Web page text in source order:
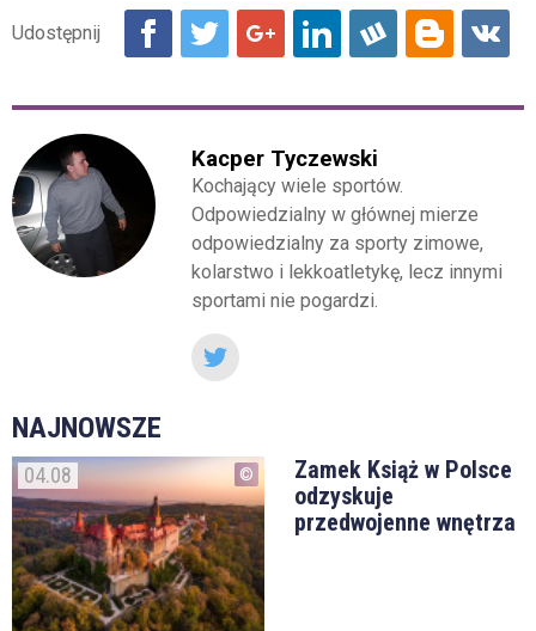
Kacper Tyczewski
Kochający wiele sportów.
Odpowiedzialny w głównej mierze
odpowiedzialny za sporty zimowe,
kolarstwo i lekkoatletykę, lecz innymi
sportami nie pogardzi.
NAJNOWSZE
04.08
Zamek Książ w Polsce
odzyskuje
przedwojenne wnętrza